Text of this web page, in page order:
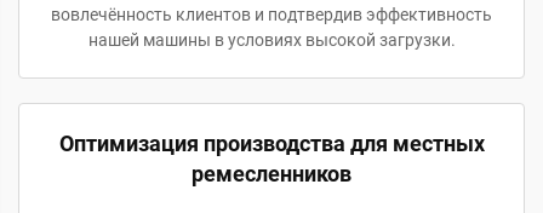
вовлечённость клиентов и подтвердив эффективность
нашей машины в условиях высокой загрузки.
Оптимизация производства для местных
ремесленников